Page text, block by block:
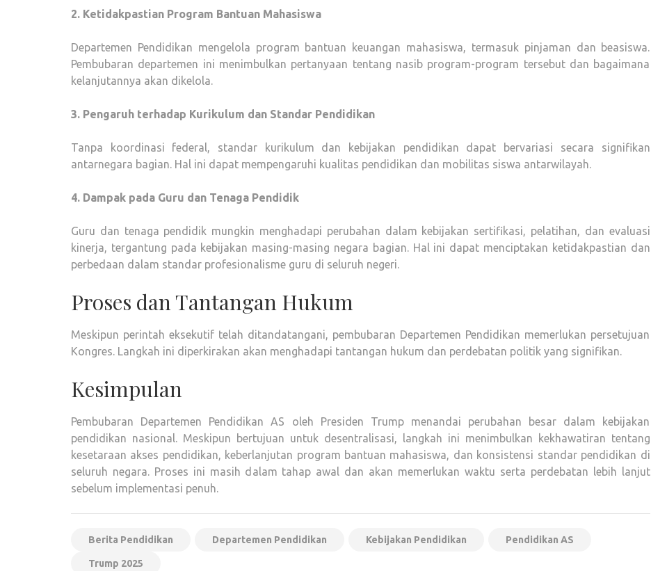
2. Ketidakpastian Program Bantuan Mahasiswa
Departemen Pendidikan mengelola program bantuan keuangan mahasiswa, termasuk pinjaman dan beasiswa.
Pembubaran departemen ini menimbulkan pertanyaan tentang nasib program-program tersebut dan bagaimana
kelanjutannya akan dikelola.
3. Pengaruh terhadap Kurikulum dan Standar Pendidikan
Tanpa koordinasi federal, standar kurikulum dan kebijakan pendidikan dapat bervariasi secara signifikan
antarnegara bagian. Hal ini dapat mempengaruhi kualitas pendidikan dan mobilitas siswa antarwilayah.
4. Dampak pada Guru dan Tenaga Pendidik
Guru dan tenaga pendidik mungkin menghadapi perubahan dalam kebijakan sertifikasi, pelatihan, dan evaluasi
kinerja, tergantung pada kebijakan masing-masing negara bagian. Hal ini dapat menciptakan ketidakpastian dan
perbedaan dalam standar profesionalisme guru di seluruh negeri.
Proses dan Tantangan Hukum
Meskipun perintah eksekutif telah ditandatangani, pembubaran Departemen Pendidikan memerlukan persetujuan
Kongres. Langkah ini diperkirakan akan menghadapi tantangan hukum dan perdebatan politik yang signifikan.
Kesimpulan
Pembubaran Departemen Pendidikan AS oleh Presiden Trump menandai perubahan besar dalam kebijakan
pendidikan nasional. Meskipun bertujuan untuk desentralisasi, langkah ini menimbulkan kekhawatiran tentang
kesetaraan akses pendidikan, keberlanjutan program bantuan mahasiswa, dan konsistensi standar pendidikan di
seluruh negara. Proses ini masih dalam tahap awal dan akan memerlukan waktu serta perdebatan lebih lanjut
sebelum implementasi penuh.
Berita Pendidikan Departemen Pendidikan Kebijakan Pendidikan Pendidikan AS
Trump 2025